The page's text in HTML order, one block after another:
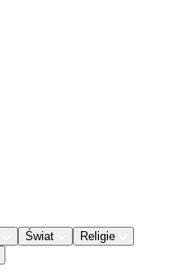
Świat
Religie